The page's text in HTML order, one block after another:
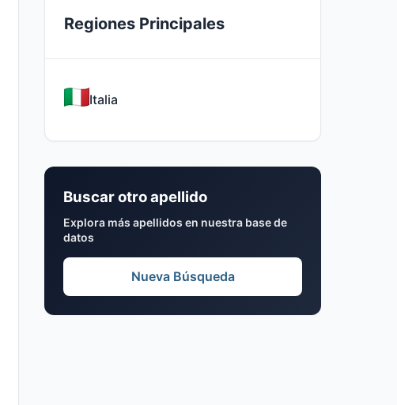
Regiones Principales
Italia
Buscar otro apellido
Explora más apellidos en nuestra base de
datos
Nueva Búsqueda